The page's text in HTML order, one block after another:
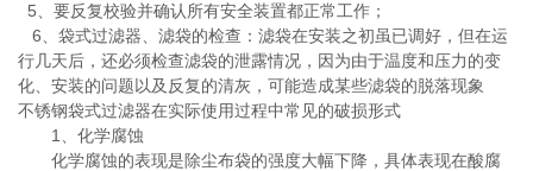
5 、要反复校验并确认所有安全装置都正常工作；
6 、袋式过滤器、滤袋的检查：滤袋在安装之初虽已调好，但在运
行几天后，还必须检查滤袋的泄露情况，因为由于温度和压力的变
化、安装的问题以及反复的清灰，可能造成某些滤袋的脱落现象
不锈钢袋式过滤器在实际使用过程中常见的破损形式
1
、化学腐蚀
化学腐蚀的表现是除尘布袋的强度大幅下降，具体表现在酸腐